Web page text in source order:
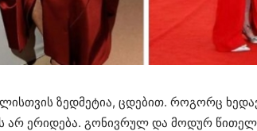
ზედმეტია, ცდებით. როგორც
არ ერიდება. გონივრულ და მოდურ წითელ